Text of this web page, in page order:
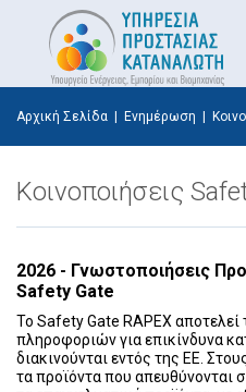
Αρχική Σελίδα Ενημέρωση
Κοινοποιήσεις
2026 - Γνωστοποιήσεις
Safety Gate
Το Safety Gate RAPEX
πληροφοριών για επικίνδυνα
διακινούνται εντός της ΕΕ.
τα προϊόντα που απευθύνονται